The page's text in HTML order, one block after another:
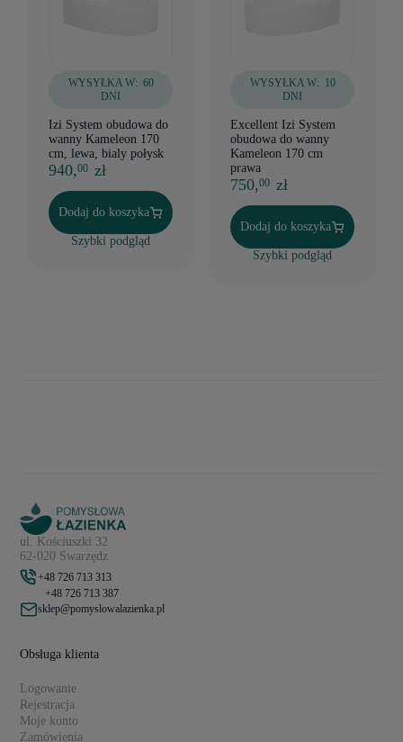
WYSYŁKA W: 60
DNI
Izi System obudowa do
wanny Kameleon 170
cm, lewa, bialy połysk
940,00 zł
Dodaj do koszyka
Szybki podgląd
WYSYŁKA W: 10
DNI
Excellent Izi System
obudowa do wanny
Kameleon 170 cm
prawa
750,00 zł
Dodaj do koszyka
Szybki podgląd
ul. Kościuszki 32
62-020 Swarzędz
+48 726 713 313
+48 726 713 387
sklep@pomyslowalazienka.pl
Obsługa klienta
Logowanie
Rejestracja
Moje konto
Zamówienia